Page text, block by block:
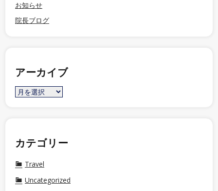
お知らせ
院長ブログ
アーカイブ
カテゴリー
Travel
Uncategorized